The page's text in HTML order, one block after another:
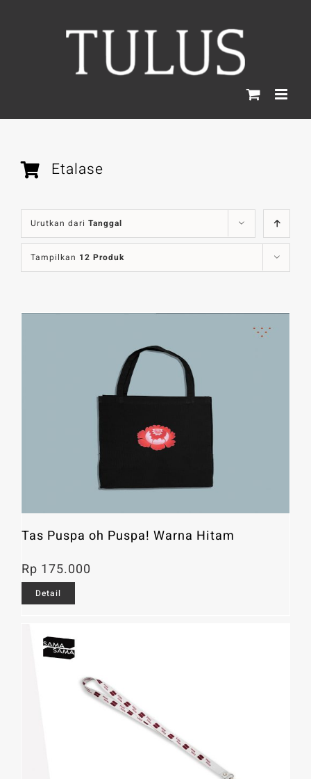
Etalase
Urutkan dari Tanggal
Tampilkan 12 Produk
Tas Puspa oh Puspa! Warna Hitam
Rp 175.000
Detail